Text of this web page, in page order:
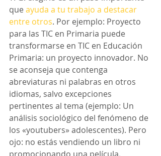
que ayuda a tu trabajo a destacar
entre otros. Por ejemplo: Proyecto
para las TIC en Primaria puede
transformarse en TIC en Educación
Primaria: un proyecto innovador. No
se aconseja que contenga
abreviaturas ni palabras en otros
idiomas, salvo excepciones
pertinentes al tema (ejemplo: Un
análisis sociológico del fenómeno de
los «youtubers» adolescentes). Pero
ojo: no estás vendiendo un libro ni